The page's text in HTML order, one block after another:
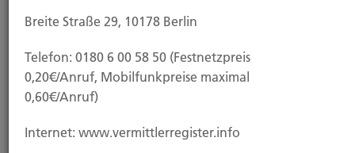
Baufertigstellung/Hauskauf
Breite Straße 29, 10178 Berlin
Telefon: 0180 6 00 58 50 (Festnetzpreis
0,20€/Anruf, Mobilfunkpreise maximal
0,60€/Anruf)
Internet: www.vermittlerregister.info